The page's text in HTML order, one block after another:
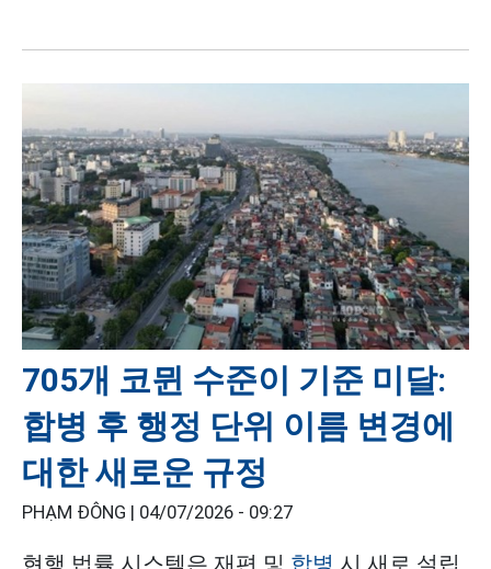
705개 코뮌 수준이 기준 미달:
합병 후 행정 단위 이름 변경에
대한 새로운 규정
PHẠM ĐÔNG | 04/07/2026 - 09:27